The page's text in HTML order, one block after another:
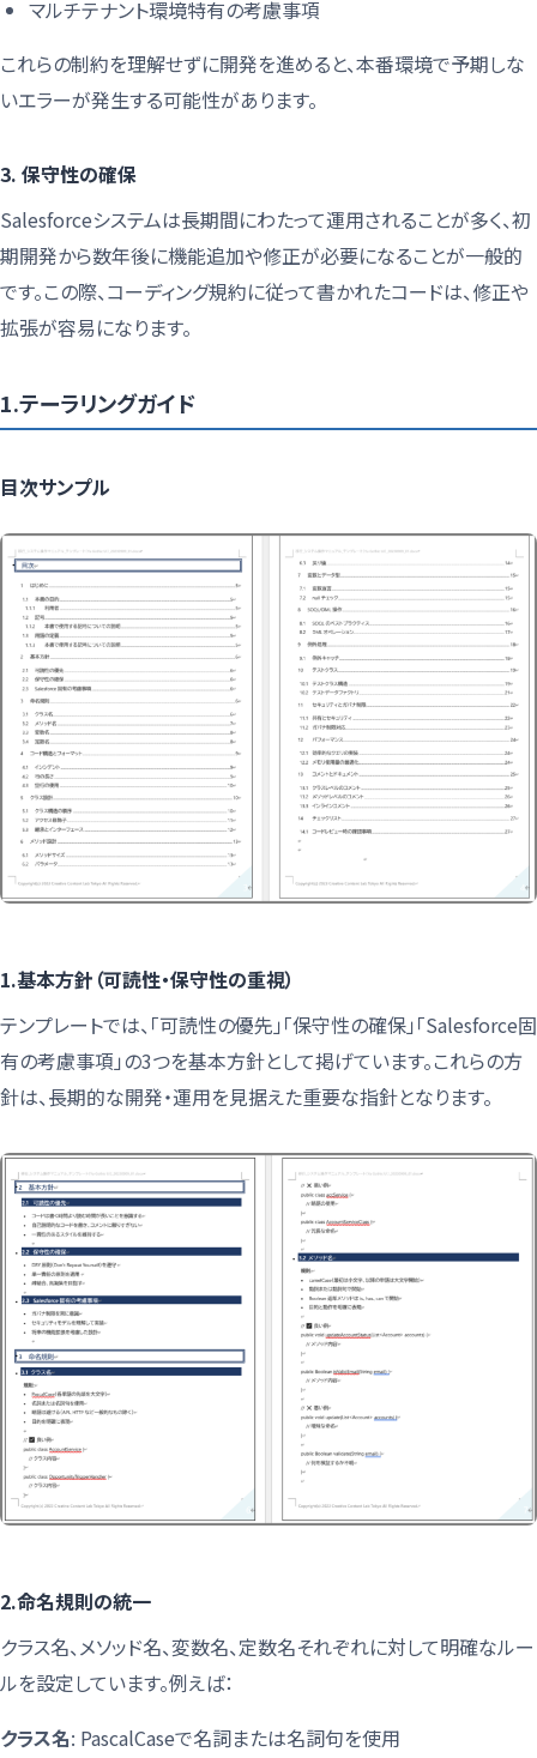
マルチテナント環境特有の考慮事項
これらの制約を理解せずに開発を進めると、本番環境で予期しな
いエラーが発生する可能性があります。
3. 保守性の確保
Salesforceシステムは長期間にわたって運用されることが多く、初
期開発から数年後に機能追加や修正が必要になることが一般的
です。この際、コーディング規約に従って書かれたコードは、修正や
拡張が容易になります。
1.テーラリングガイド
目次サンプル
1.基本方針（可読性・保守性の重視）
テンプレートでは、「可読性の優先」「保守性の確保」「Salesforce固
有の考慮事項」の3つを基本方針として掲げています。これらの方
針は、長期的な開発・運用を見据えた重要な指針となります。
2.命名規則の統一
クラス名、メソッド名、変数名、定数名それぞれに対して明確なルー
ルを設定しています。例えば：
クラス名: PascalCaseで名詞または名詞句を使用